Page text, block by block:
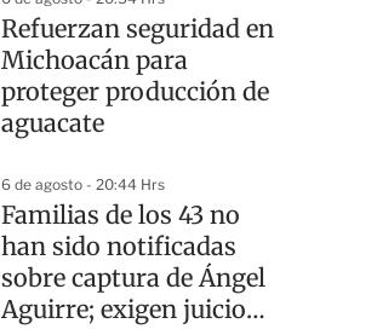
Refuerzan seguridad en
Michoacán para
proteger producción de
aguacate
6 de agosto - 20:44 Hrs
Familias de los 43 no
han sido notificadas
sobre captura de Ángel
Aguirre; exigen juicio